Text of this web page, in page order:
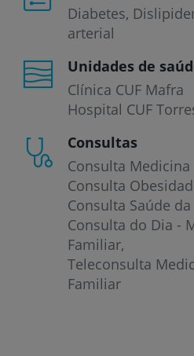
Diabetes
arterial
Unidades de
Clínica CUF Mafra
Hospital CUF
Consultas
Consulta
Consulta
Consulta Saúde
Consulta do Dia -
Familiar
Teleconsulta
Familiar